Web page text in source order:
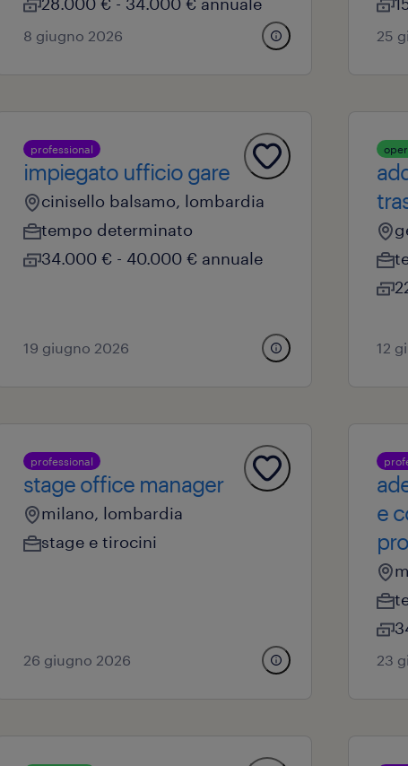
8 giugno 2026 25
professional
impiegato ufficio gare
cinisello balsamo, lombardia
tempo determinato
34.000 € - 40.000 € annuale
19 giugno 2026 12
professional
stage office manager
milano, lombardia
stage e tirocini
26 giugno 2026
e
23